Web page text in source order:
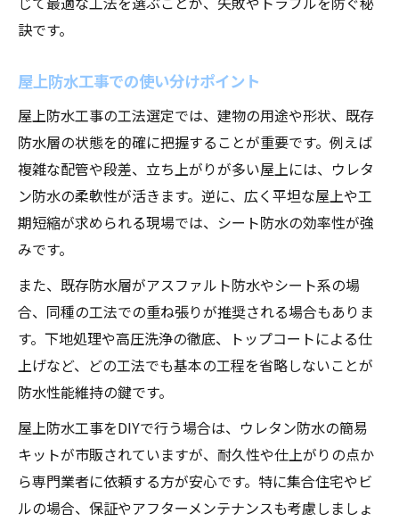
訣です。
屋上防水工事での使い分けポイント
屋上防水工事の工法選定では、建物の用途や形状、既存
防水層の状態を的確に把握することが重要です。例えば
複雑な配管や段差、立ち上がりが多い屋上には、ウレタ
ン防水の柔軟性が活きます。逆に、広く平坦な屋上や工
期短縮が求められる現場では、シート防水の効率性が強
みです。
また、既存防水層がアスファルト防水やシート系の場
合、同種の工法での重ね張りが推奨される場合もありま
す。下地処理や高圧洗浄の徹底、トップコートによる仕
上げなど、どの工法でも基本の工程を省略しないことが
防水性能維持の鍵です。
屋上防水工事をDIYで行う場合は、ウレタン防水の簡易
キットが市販されていますが、耐久性や仕上がりの点か
ら専門業者に依頼する方が安心です。特に集合住宅やビ
ルの場合、保証やアフターメンテナンスも考慮しましょ